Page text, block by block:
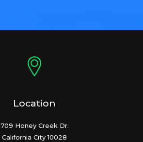
Location
709 Honey Creek Dr.
California City 10028